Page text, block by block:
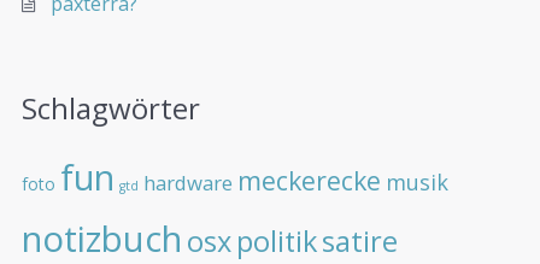
Schlagwörter
foto fun gtd hardware meckerecke musik
notizbuch osxpolitiksatire